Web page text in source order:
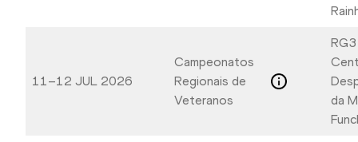
11–12 JUL 2026
Campeonatos
Regionais de
Veteranos
da